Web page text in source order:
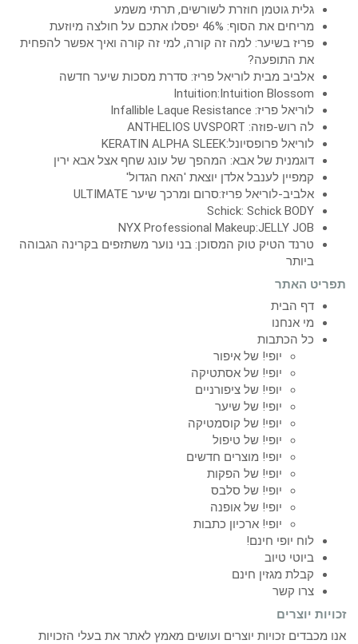
גלית גוטמן חוזרת לשורשים, תרתי משמע
מריחים את הסוף: 46% יפסלו אתכם על חולצה מיוזעת
פריז בשיער: למה זה קורה, למי זה קורה ואיך אפשר להפחית
את התופעה?
אלביב מבית לוריאל פריז: סדרת מסכות שיער חדשה
Intuition:Intuition Blossom
לוריאל פריז: Infallible Laque Resistance
לה רוש-פוזה: ANTHELIOS UVSPORT
לוריאל פרופסיונל:KERATIN ALPHA SLEEK
דוגמנית של אבא: המהפך של עונג שחף אצל אבא ירין
קמפיין לענבל אלדן יוצאת 'האח הגדול'
אלביב-לוריאל פריז:סרום ומרכך שיער ULTIMATE
Schick: Schick BODY
NYX Professional Makeup:JELLY JOB
טרנד הטיק טוק המסוכן: בני נוער משתזפים בקרינה הגבוהה
ביותר
תפריט האתר
דף הבית
מי אנחנו
כל הכתבות
יופי! של איפור
יופי! של אסתטיקה
יופי! של ציפורניים
יופי! של שיער
יופי! של קוסמטיקה
יופי! של טיפול
יופי! מוצרים חדשים
יופי! של הפקות
יופי! של סלבס
יופי! של אופנה
יופי! ארכיון כתבות
לוח יופי חינם!
ביוטי טיוב
קבלת מגזין חינם
צרו קשר
זכויות יוצרים
אנו מכבדים זכויות יוצרים ועושים מאמץ לאתר את בעלי הזכויות